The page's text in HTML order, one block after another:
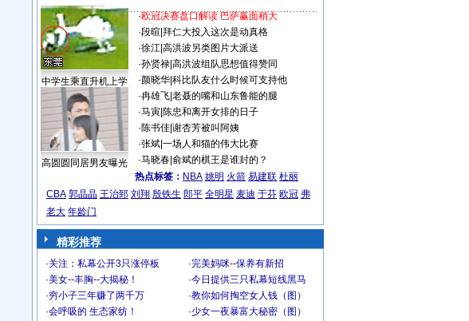
中学生乘直升机上学
高圆圆同居男友曝光
·欧冠决赛盘口解读 巴萨赢面稍大
·段暄 拜仁大投入这次是动真格
·徐江| 高洪波另类图片大派送
·孙贤禄| 高洪波组队思想值得赞同
·颜晓华| 科比队友什么时候可支持他
·冉雄飞| 老聂的嘴和山东鲁能的腿
·马寅| 陈忠和离开女排的日子
·陈书佳| 谢杏芳被叫阿姨
·张斌| 一场人和猫的伟大比赛
·马晓春| 俞斌的棋王是谁封的？
热点标签： NBA 姚明 火箭 易建联 杜丽
CBA 郭晶晶 王治郅 刘翔 殷铁生 郎平 全明星 麦迪 于芬 欧冠 弗
老大 年龄门
精彩推荐
·关注：私幕公开3只涨停板 ·完美妈咪--保养有新招
·美女--丰胸--大揭秘！ ·今日提供三只私幕短线黑马
·穷小子三年赚了两千万 ·教你如何掏空女人钱（图）
·会呼吸的 生态家纺！ ·少女一夜暴富大秘密（图）